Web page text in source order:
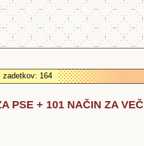
zadetkov: 164
PSE + 101 NAČIN ZA VEČ